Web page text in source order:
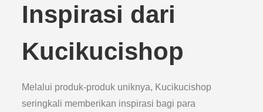
Inspirasi dari
Kucikucishop
Melalui produk-produk uniknya, Kucikucishop
seringkali memberikan inspirasi bagi para